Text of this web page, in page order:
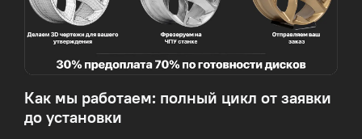
Как мы работаем: полный цикл от заявки
до установки